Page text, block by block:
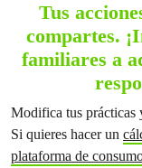
Tus
compartes.
familiares a
Modifica tus prácticas
Si quieres hacer un
plataforma de